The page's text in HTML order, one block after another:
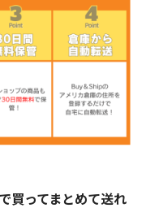
買ってまとめて送れ